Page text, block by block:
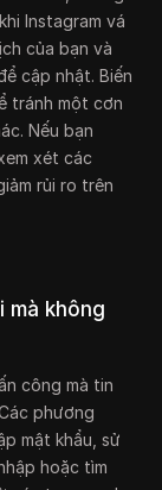
Instagram vá
của bạn và
cập nhật. Biến
tránh một cơn
Nếu bạn
xét các
rủi ro trên
mà không
công mà tin
phương
mật khẩu, sử
hoặc tìm